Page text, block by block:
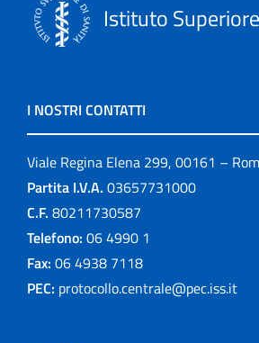
Istituto
I NOSTRI CONTATTI
Viale Regina Elena 299, 00161 –
Partita I.V.A. 03657731000
C.F. 80211730587
Telefono: 06 4990 1
Fax: 06 4938 7118
PEC: protocollo.centrale@pec.iss.it